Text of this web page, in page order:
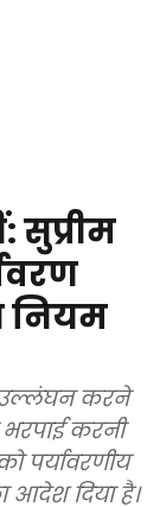
सुप्रीम
नियम
उल्लंघन करने
करनी
पर्यावरणीय
आदेश दिया है।